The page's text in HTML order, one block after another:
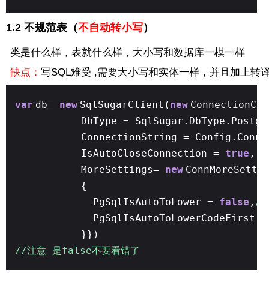
1.2 不规范表（不自动转小写）
类是什么样，表就什么样，大小写和数据库一模一样
缺点： 写SQL难受 ,需要大小写和实体一样，并且加上转
var db= new SqlSugarClient( new
DbType =
ConnectionString =
IsAutoCloseConnection = true ,
MoreSettings= new
{
PgSqlIsAutoToLower = false , //
PgSqlIsAutoToLowerCodeFirst
}})
//注意 是false不要看错了